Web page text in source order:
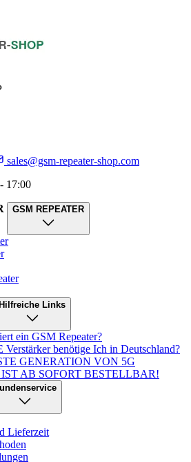
sales@gsm-repeater-shop.com
17:00
GSM REPEATER
Hilfreiche Links
ein GSM Repeater?
Verstärker benötige Ich in Deutschland?
GENERATION VON 5G
AB SOFORT BESTELLBAR!
Lieferzeit